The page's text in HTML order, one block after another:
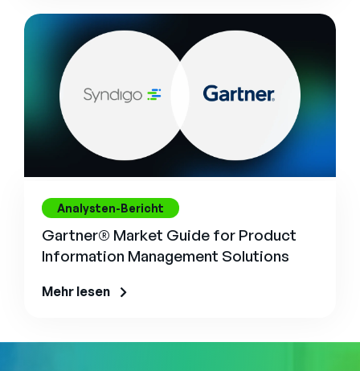
Analysten-Bericht
Gartner® Market Guide for Product
Information Management Solutions
Mehr lesen